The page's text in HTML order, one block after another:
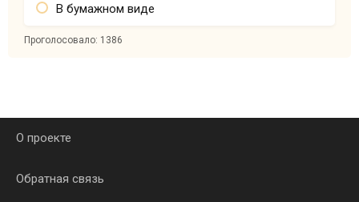
В бумажном виде
Проголосовало: 1386
О проекте
Обратная связь